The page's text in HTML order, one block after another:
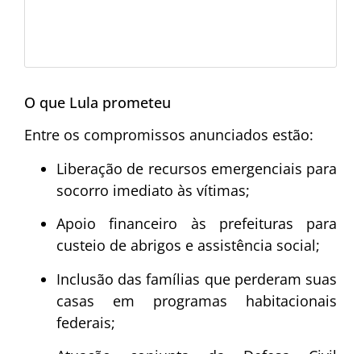
O que Lula prometeu
Entre os compromissos anunciados estão:
Liberação de recursos emergenciais para
socorro imediato às vítimas;
Apoio financeiro às prefeituras para
custeio de abrigos e assistência social;
Inclusão das famílias que perderam suas
casas em programas habitacionais
federais;